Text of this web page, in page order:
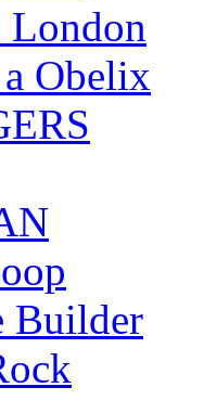
London
Obelix
Builder